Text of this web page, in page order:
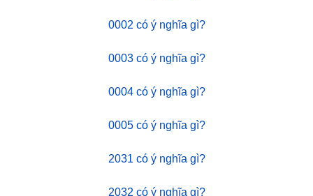
0002 có ý nghĩa gì?
0003 có ý nghĩa gì?
0004 có ý nghĩa gì?
0005 có ý nghĩa gì?
2031 có ý nghĩa gì?
2032 có ý nghĩa gì?